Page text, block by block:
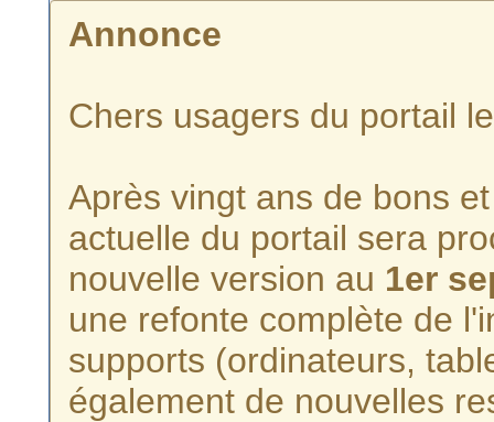
Annonce
Chers usagers du portail
Après vingt ans de bons
actuelle du portail sera
nouvelle version au 1er
une refonte complète de
supports (ordinateurs,
également de nouvelles